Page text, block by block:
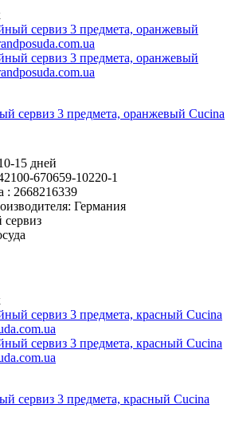
сервиз 3 предмета, оранжевый Cucina
15 дней
670659-10220-1
: 2668216339
Германия
сервиз 3 предмета, красный Cucina